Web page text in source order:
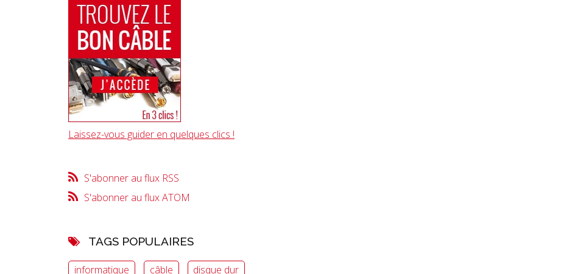
Laissez-vous guider en quelques clics !
S'abonner au flux RSS
S'abonner au flux ATOM
TAGS POPULAIRES
informatique câble
disque dur